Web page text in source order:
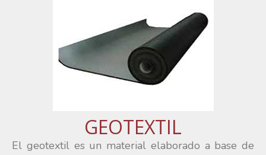
GEOTEXTIL
El geotextil es un material elaborado a base de